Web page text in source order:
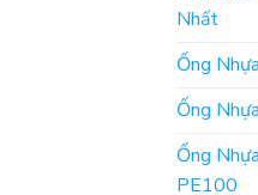
Nhất
Ống
Ống
Ống
PE100